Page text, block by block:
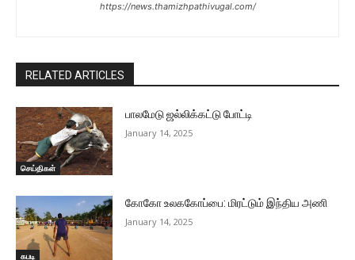
https://news.thamizhpathivugal.com/
RELATED ARTICLES
செய்திகள்
பாலமேடு ஜல்லிக்கட்டு போட்டி
January 14, 2025
கபடி
கோகோ உலககோப்பை: மிரட்டும் இந்திய அணி
January 14, 2025